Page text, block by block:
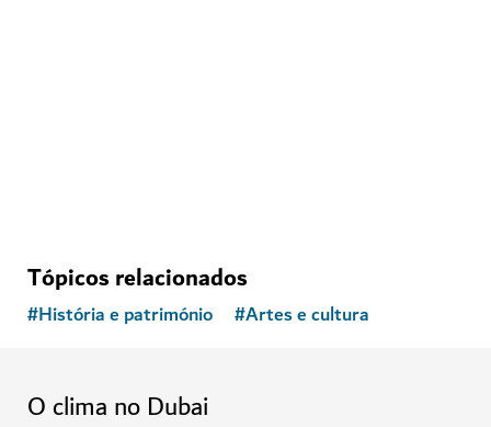
Tópicos relacionados
#História e património #Artes e cultura
O clima no Dubai